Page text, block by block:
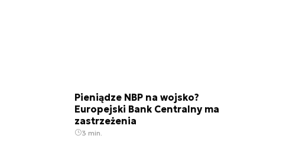
Pieniądze NBP na wojsko?
Europejski Bank Centralny ma
zastrzeżenia
3 min.